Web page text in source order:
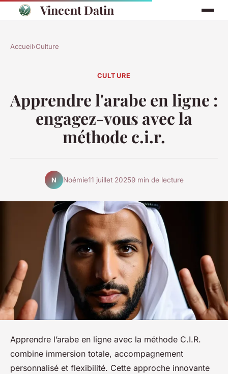
Vincent Datin
Accueil›Culture
CULTURE
Apprendre l'arabe en ligne :
engagez-vous avec la
méthode c.i.r.
N Noémie11 juillet 20259 min de lecture
Apprendre l’arabe en ligne avec la méthode C.I.R.
combine immersion totale, accompagnement
personnalisé et flexibilité. Cette approche innovante